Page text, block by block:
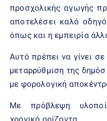
προσχολικής αγωγής
αποτελέσει καλό
όπως και η εμπειρία
Αυτό πρέπει να γίνει
μεταρρύθμιση της
με φορολογική
Με πρόβλεψη